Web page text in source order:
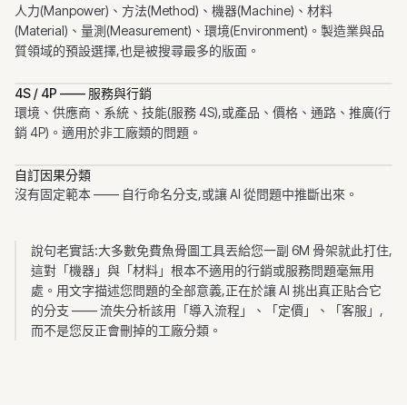
人力(Manpower)、方法(Method)、機器(Machine)、材料
(Material)、量測(Measurement)、環境(Environment)。製造業與品
質領域的預設選擇,也是被搜尋最多的版面。
4S / 4P —— 服務與行銷
環境、供應商、系統、技能(服務 4S),或產品、價格、通路、推廣(行
銷 4P)。適用於非工廠類的問題。
自訂因果分類
沒有固定範本 —— 自行命名分支,或讓 AI 從問題中推斷出來。
說句老實話:大多數免費魚骨圖工具丟給您一副 6M 骨架就此打住,
這對「機器」與「材料」根本不適用的行銷或服務問題毫無用
處。用文字描述您問題的全部意義,正在於讓 AI 挑出真正貼合它
的分支 —— 流失分析該用「導入流程」、「定價」、「客服」,
而不是您反正會刪掉的工廠分類。